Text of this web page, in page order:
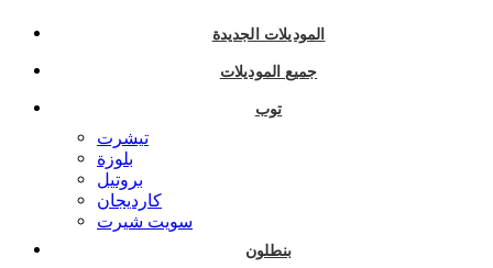
الموديلات الجديدة
جميع الموديلات
توب
تيشرت
بلوزة
بروتيل
كارديجان
سويت شيرت
بنطلون